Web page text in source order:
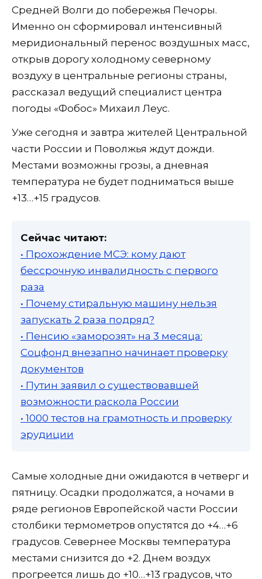
Средней Волги до побережья Печоры.
Именно он сформировал интенсивный
меридиональный перенос воздушных масс,
открыв дорогу холодному северному
воздуху в центральные регионы страны,
рассказал ведущий специалист центра
погоды «Фобос» Михаил Леус.
Уже сегодня и завтра жителей Центральной
части России и Поволжья ждут дожди.
Местами возможны грозы, а дневная
температура не будет подниматься выше
+13…+15 градусов.
Сейчас читают:
• Прохождение МСЭ: кому дают
бессрочную инвалидность с первого
раза
• Почему стиральную машину нельзя
запускать 2 раза подряд?
• Пенсию «заморозят» на 3 месяца:
Соцфонд внезапно начинает проверку
документов
• Путин заявил о существовавшей
возможности раскола России
• 1000 тестов на грамотность и проверку
эрудиции
Самые холодные дни ожидаются в четверг и
пятницу. Осадки продолжатся, а ночами в
ряде регионов Европейской части России
столбики термометров опустятся до +4…+6
градусов. Севернее Москвы температура
местами снизится до +2. Днем воздух
прогреется лишь до +10…+13 градусов, что